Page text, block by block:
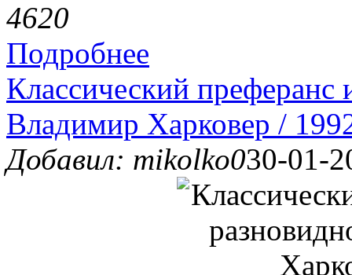
4620
Подробнее
Классический преферанс
Владимир Харковер /
Добавил: mikolko030-01-